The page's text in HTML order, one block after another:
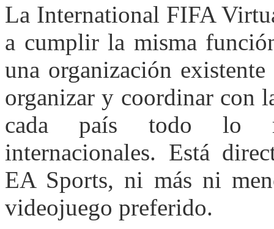
La International FIFA
a cumplir la misma
una organización
organizar y coordinar con
cada país todo lo
internacionales. Está
EA Sports, ni más ni
videojuego preferido.